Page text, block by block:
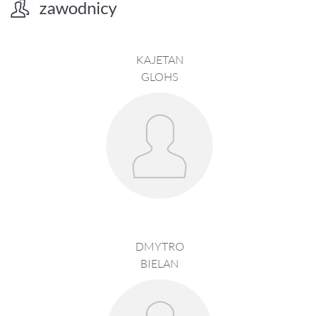
zawodnicy
KAJETAN
GLOHS
DMYTRO
BIELAN